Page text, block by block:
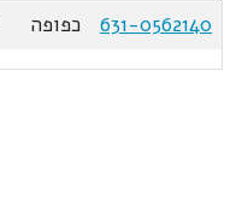
631-0562140
כפופה